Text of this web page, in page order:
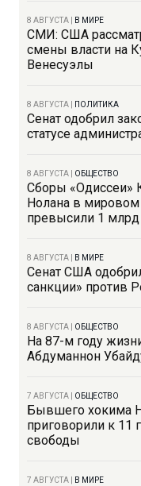
8 АВГУСТА В МИРЕ
СМИ: США
смены власти на
Венесуэлы
8 АВГУСТА ПОЛИТИКА
Сенат одобрил
статусе
8 АВГУСТА ОБЩЕСТВО
Сборы «Одиссеи»
Нолана в мировом
превысили 1
8 АВГУСТА В МИРЕ
Сенат США
санкции» против
8 АВГУСТА ОБЩЕСТВО
На 87-м году
Абдуманнон
7 АВГУСТА ОБЩЕСТВО
Бывшего хокима
приговорили к 11
свободы
7 АВГУСТА В МИРЕ